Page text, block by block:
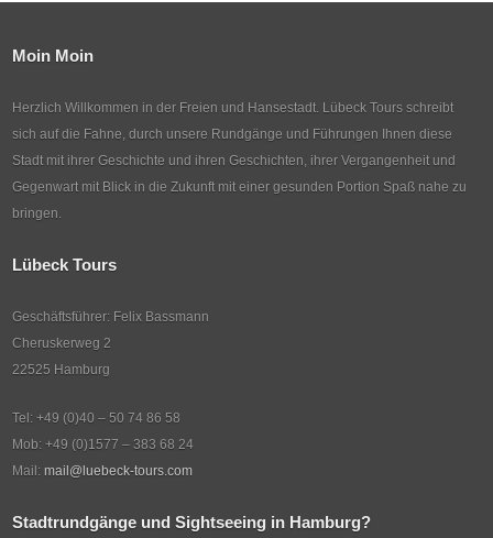
Moin Moin
Herzlich Willkommen in der Freien und Hansestadt. Lübeck Tours schreibt
sich auf die Fahne, durch unsere Rundgänge und Führungen Ihnen diese
Stadt mit ihrer Geschichte und ihren Geschichten, ihrer Vergangenheit und
Gegenwart mit Blick in die Zukunft mit einer gesunden Portion Spaß nahe zu
bringen.
Lübeck Tours
Geschäftsführer: Felix Bassmann
Cheruskerweg 2
22525 Hamburg
Tel: +49 (0)40 – 50 74 86 58
Mob: +49 (0)1577 – 383 68 24
Mail:mail@luebeck-tours.com
Stadtrundgänge und Sightseeing in Hamburg?